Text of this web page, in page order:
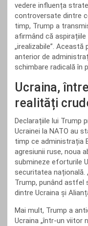
vedere influența
controversate dintre
timp, Trump a
afirmând că aspirațiile
„irealizabile”.
anterior de
schimbare radicală în
Ucraina,
realități
Declarațiile lui Trump
Ucrainei la NATO au
timp ce administrația
agresiunii ruse, noua
submineze eforturile
securitatea națională.
Trump, punând astfel
dintre Ucraina și
Mai mult, Trump a
Ucraina „într-un viitor